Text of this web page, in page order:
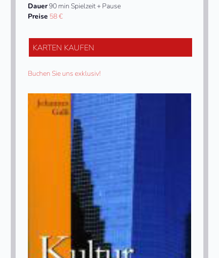
Dauer90 min Spielzeit + Pause
Preise 58 €
KARTEN KAUFEN
Buchen Sie uns exklusiv!